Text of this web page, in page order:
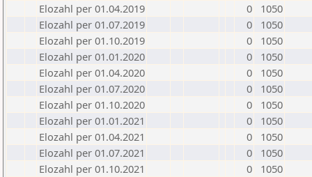
Elozahl per 01.04.2019
0
1050
Elozahl per 01.07.2019
0
1050
Elozahl per 01.10.2019
0
1050
Elozahl per 01.01.2020
0
1050
Elozahl per 01.04.2020
0
1050
Elozahl per 01.07.2020
0
1050
Elozahl per 01.10.2020
0
1050
Elozahl per 01.01.2021
0
1050
Elozahl per 01.04.2021
0
1050
Elozahl per 01.07.2021
0
1050
Elozahl per 01.10.2021
0
1050